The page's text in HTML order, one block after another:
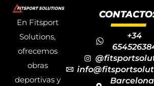
En Fitsport
Solutions,
ofrecemos
obras
deportivas y
+34